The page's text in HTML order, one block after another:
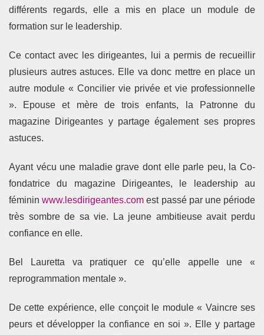
différents regards, elle a mis en place un module de
formation sur le leadership.
Ce contact avec les dirigeantes, lui a permis de recueillir
plusieurs autres astuces. Elle va donc mettre en place un
autre module « Concilier vie privée et vie professionnelle
». Epouse et mère de trois enfants, la Patronne du
magazine Dirigeantes y partage également ses propres
astuces.
Ayant vécu une maladie grave dont elle parle peu, la Co-
fondatrice du magazine Dirigeantes, le leadership au
fémininwww.lesdirigeantes.com est passé par une période
très sombre de sa vie. La jeune ambitieuse avait perdu
confiance en elle.
Bel Lauretta va pratiquer ce qu’elle appelle une «
reprogrammation mentale ».
De cette expérience, elle conçoit le module « Vaincre ses
peurs et développer la confiance en soi ». Elle y partage